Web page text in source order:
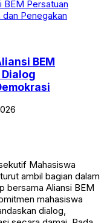
BEM
Mahasiswa
ambil bagian dalam
bersama Aliansi BEM
mahasiswa
dialog,